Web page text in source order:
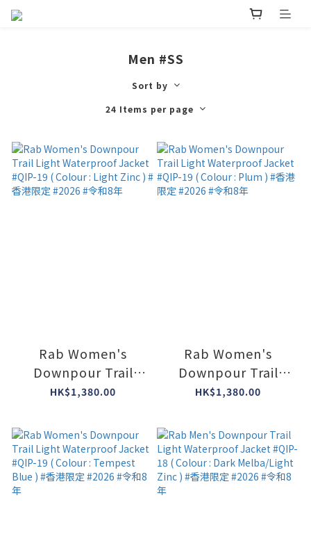
Men #SS
Sort by
24 Items per page
Rab Women's
Downpour Trail
Light Waterproof
Colour : Light Zinc )
#香港限定 #2026 #令
和8年
HK$1,380.00
Rab Women's
Downpour Trail
Light Waterproof
Colour : Plum ) #香
港限定 #2026 #令和8
年
HK$1,380.00